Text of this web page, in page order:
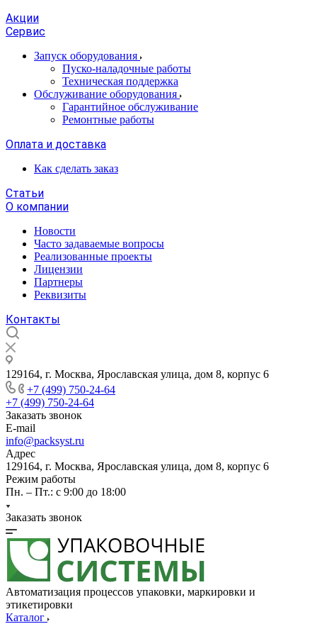
Акции
Сервис
Запуск оборудования
Пуско-наладочные работы
Техническая поддержка
Обслуживание оборудования
Гарантийное обслуживание
Ремонтные работы
Оплата и доставка
Как сделать заказ
Статьи
О компании
Новости
Часто задаваемые вопросы
Реализованные проекты
Лицензии
Партнеры
Реквизиты
Контакты
129164, г. Москва, Ярославская улица, дом 8, корпус 6
+7 (499) 750-24-64
+7 (499) 750-24-64
Заказать звонок
E-mail
info@packsyst.ru
Адрес
129164, г. Москва, Ярославская улица, дом 8, корпус 6
Режим работы
Пн. – Пт.: с 9:00 до 18:00
Заказать звонок
Автоматизация процессов упаковки, маркировки и
этикетировки
Каталог